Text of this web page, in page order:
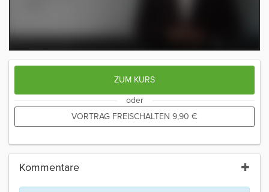
ZUM KURS
oder
VORTRAG FREISCHALTEN 9,90 €
Kommentare